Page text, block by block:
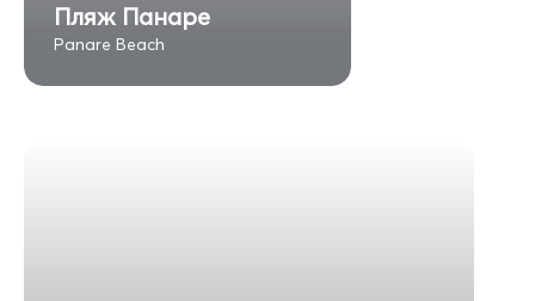
Пляж Панаре
Panare Beach